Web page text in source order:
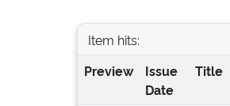
Item hits:
Preview
Issue
Date
Title